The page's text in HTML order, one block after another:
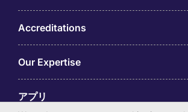
Accreditations
Our Expertise
アプリ